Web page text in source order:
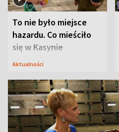
To nie było miejsce
hazardu. Co mieściło
się w Kasynie
Oficerskim?
Aktualności